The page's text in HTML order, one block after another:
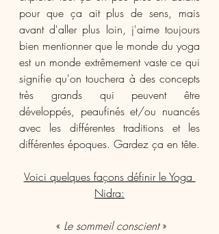
pour que ça ait plus de sens, mais
avant d'aller plus loin, j'aime toujours
bien mentionner que le monde du yoga
est un monde extrêmement vaste ce qui
signifie qu'on touchera à des concepts
très grands qui peuvent être
développés, peaufinés et/ou nuancés
avec les différentes traditions et les
différentes époques. Gardez ça en tête.
Voici quelques façons définir le Yoga
Nidra:
« Le sommeil conscient »